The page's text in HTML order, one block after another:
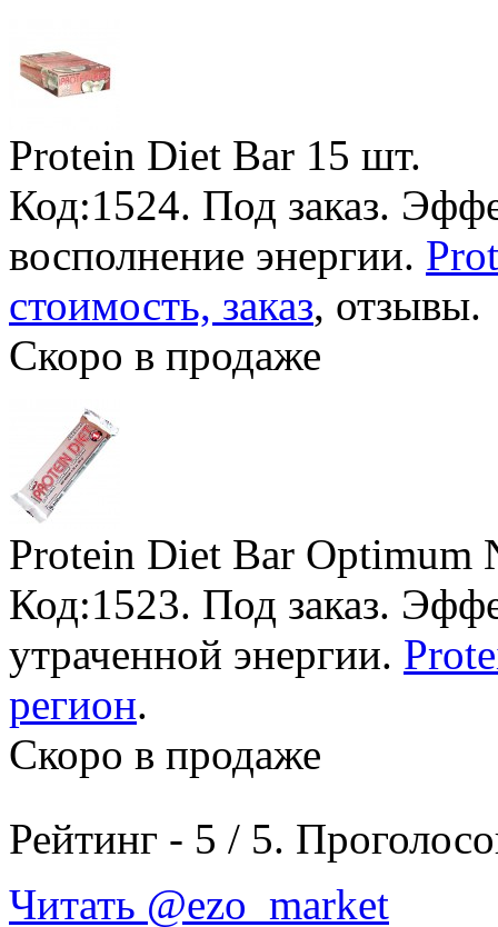
Protein Diet Bar 15 шт.
Код:1524. Под заказ.
восполнение энергии.
стоимость, заказ, отзывы.
Скоро в продаже
Protein Diet Bar Optimum
Код:1523. Под заказ.
утраченной энергии.
регион.
Скоро в продаже
Рейтинг - 5 / 5.
Читать @ezo_market